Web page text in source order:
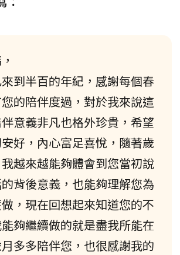
到半百的年紀，感謝每個春
的陪伴度過，對於我來說這
意義非凡也格外珍貴，希望
好，內心富足喜悅，隨著歲
越來越能夠體會到您當初說
背後意義，也能夠理解您為
，現在回想起來知道您的不
夠繼續做的就是盡我所能在
多多陪伴您，也很感謝我的